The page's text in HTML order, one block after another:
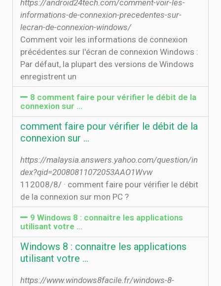
https://android24tech.com/comment-voir-les-
informations-de-connexion-precedentes-sur-
lecran-de-connexion-windows/
Comment voir les informations de connexion
précédentes sur l'écran de connexion Windows :
Par défaut, la plupart des versions de Windows
enregistrent un
8 comment faire pour vérifier le débit de la
connexion sur ...
comment faire pour vérifier le débit de la
connexion sur ...
https://malaysia.answers.yahoo.com/question/in
dex?qid=20080811072053AAO1Wvw
11‏‏/8‏‏/2008 · comment faire pour vérifier le débit
de la connexion sur mon PC ?
9 Windows 8 : connaitre les applications
utilisant votre ...
Windows 8 : connaitre les applications
utilisant votre ...
https://www.windows8facile.fr/windows-8-